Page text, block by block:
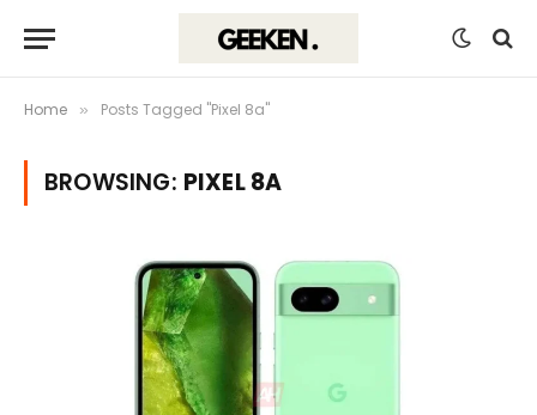
Home » Posts Tagged "Pixel 8a"
BROWSING: PIXEL 8A